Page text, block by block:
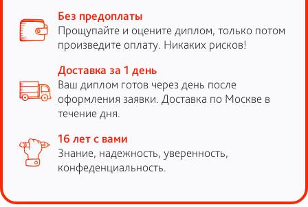
Без предоплаты
Прощупайте и оцените диплом, только потом
произведите оплату. Никаких рисков!
Доставка за 1 день
Ваш диплом готов через день после
оформления заявки. Доставка по Москве в
течение дня.
16 лет с вами
Знание, надежность, уверенность,
конфеденциальность.